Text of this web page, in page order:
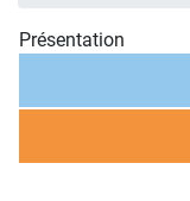
Présentation